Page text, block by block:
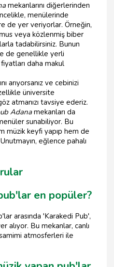
mekanlarını diğerlerinden
menülerinde
de yer veriyorlar. Örneğin,
veya közlenmiş biber
tadabilirsiniz. Bunun
de genellikle yerli
daha makul
arıyorsanız ve cebinizi
üniversite
atmanızı tavsiye ederiz.
Adanamekanları da
sunabiliyor. Bu
müzik keyfi yapıp hem de
eğlence pahalı
en popüler?
arasında 'Karakedi Pub',
alıyor. Bu mekanlar, canlı
atmosferleri ile